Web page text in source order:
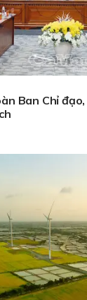
Ban Chỉ